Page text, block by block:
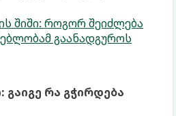
შიში: როგორ შეიძლება
გაანადგუროს
გაიგე რა გჭირდება